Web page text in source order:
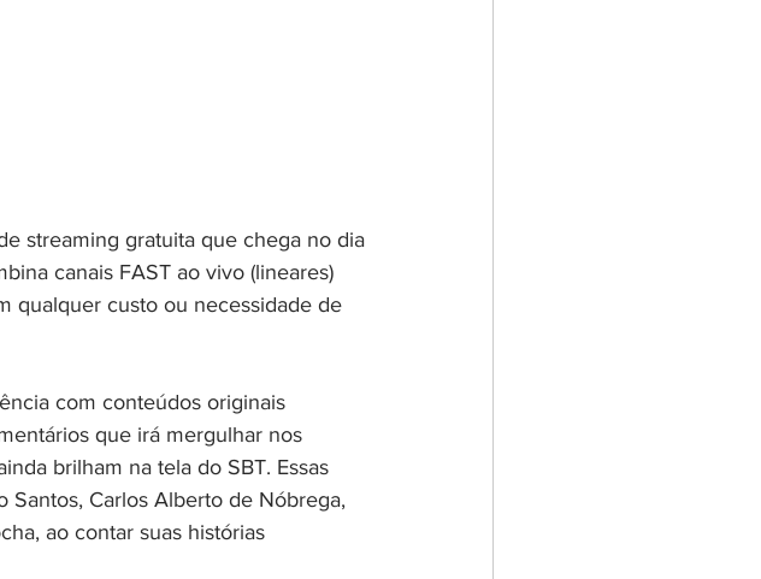
streaming gratuita que chega no dia
canais FAST ao vivo (lineares)
qualquer custo ou necessidade de
com conteúdos originais
que irá mergulhar nos
brilham na tela do SBT. Essas
Santos, Carlos Alberto de Nóbrega,
ao contar suas histórias